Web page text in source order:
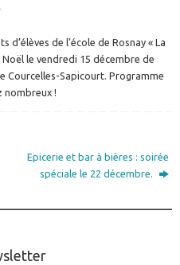
d’élèves de l’école de Rosnay « La
le vendredi 15 décembre de
Courcelles-Sapicourt. Programme
nombreux !
Epicerie et bar à bières : soirée
spéciale le 22 décembre.